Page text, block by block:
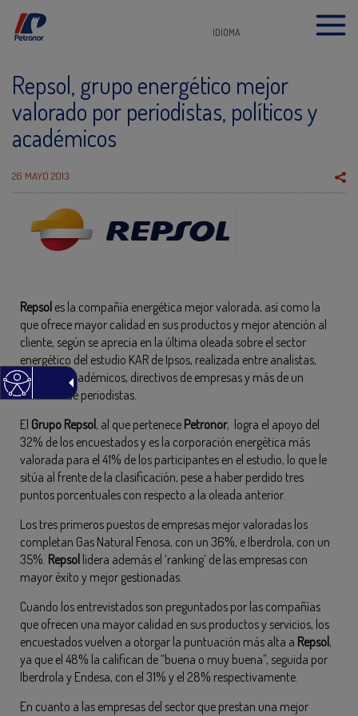
IDIOMA
Repsol, grupo energético mejor
valorado por periodistas, políticos y
académicos
26 MAYO 2013
Repsol es la compañía energética mejor valorada, así como la
que ofrece mayor calidad en sus productos y mejor atención al
cliente, según se aprecia en la última oleada sobre el sector
energético del estudio KAR de Ipsos, realizada entre analistas,
políticos, académicos, directivos de empresas y más de un
centenar de periodistas.
El Grupo Repsol , al que pertenece Petronor, logra el apoyo del
32% de los encuestados y es la corporación energética más
valorada para el 41% de los participantes en el estudio, lo que le
sitúa al frente de la clasificación, pese a haber perdido tres
puntos porcentuales con respecto a la oleada anterior.
Los tres primeros puestos de empresas mejor valoradas los
completan Gas Natural Fenosa, con un 36%, e Iberdrola, con un
35%. Repsol lidera además el ‘ranking’ de las empresas con
mayor éxito y mejor gestionadas.
Cuando los entrevistados son preguntados por las compañías
que ofrecen una mayor calidad en sus productos y servicios, los
encuestados vuelven a otorgar la puntuación más alta a Repsol ,
ya que el 48% la califican de “buena o muy buena”, seguida por
Iberdrola y Endesa, con el 31% y el 28% respectivamente.
En cuanto a las empresas del sector que prestan una mejor